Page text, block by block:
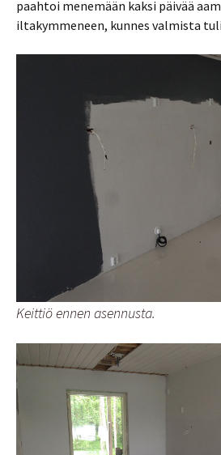
paahtoi menemään kaksi päivää
iltakymmeneen, kunnes valmista
Keittiö ennen asennusta.